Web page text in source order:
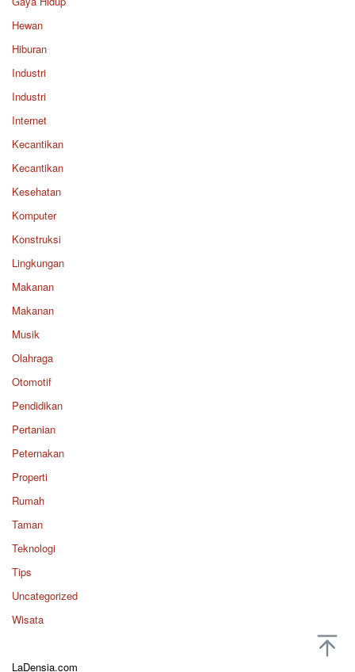
Hewan
Hiburan
Industri
Industri
Internet
Kecantikan
Kecantikan
Kesehatan
Komputer
Konstruksi
Lingkungan
Makanan
Makanan
Musik
Olahraga
Otomotif
Pendidikan
Pertanian
Peternakan
Properti
Rumah
Taman
Teknologi
Tips
Uncategorized
Wisata
LaDensia.com